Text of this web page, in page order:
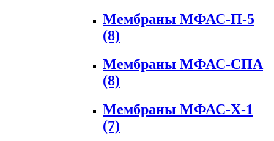
Мембраны МФАС-П-5
(8)
Мембраны МФАС-СПА
(8)
Мембраны МФАС-Х-1
(7)